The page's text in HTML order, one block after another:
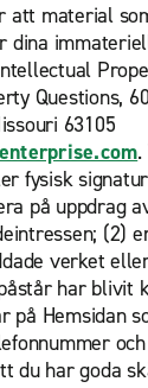
att material
dina
Questions,
63105
fysisk
på uppdrag
(2)
verket
har blivit
på Hemsidan
du har goda